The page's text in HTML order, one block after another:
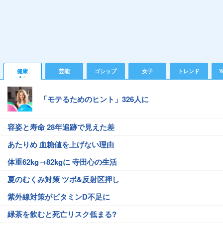
健康 芸能 ゴシップ 女子 トレンド
「モテるためのヒント」326人に
容姿と寿命 28年追跡で見えた差
あたりめ 血糖値を上げない理由
体重62kg→82kgに 寺田心の生活
夏のむくみ対策 ツボ&反射区押し
紫外線対策がビタミンD不足に
緑茶を飲むと死亡リスク低まる?